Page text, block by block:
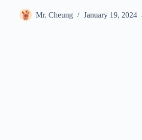
Mr. Cheung January 19, 2024